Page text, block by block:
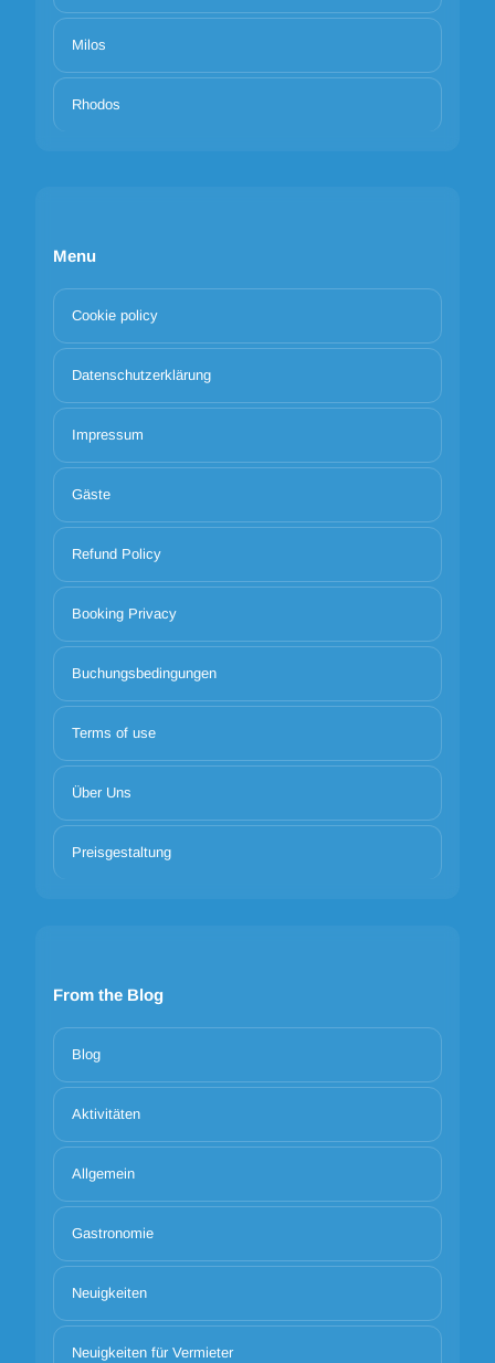
Milos
Rhodos
Menu
Cookie policy
Datenschutzerklärung
Impressum
Gäste
Refund Policy
Booking Privacy
Buchungsbedingungen
Terms of use
Über Uns
Preisgestaltung
From the Blog
Blog
Aktivitäten
Allgemein
Gastronomie
Neuigkeiten
Neuigkeiten für Vermieter